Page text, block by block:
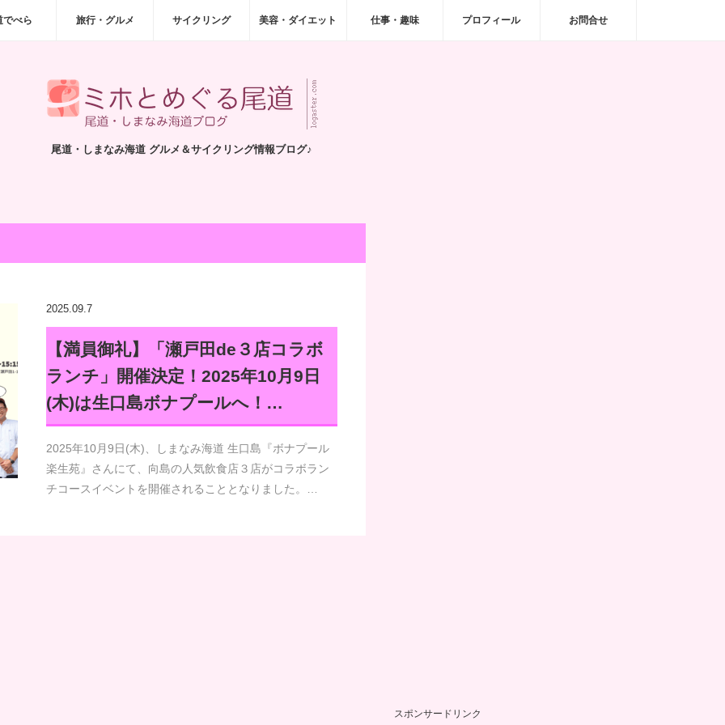
でべら 旅行・グルメ サイクリング 美容・ダイエット 仕事・趣味 プロフィール お問合せ
尾道・しまなみ海道 グルメ＆サイクリング情報ブログ♪
2025.09.7
【満員御礼】「瀬戸田de３店コラボ
ランチ」開催決定！2025年10月9日
(木)は生口島ボナプールへ！…
2025年10月9日(木)、しまなみ海道 生口島『ボナプール
楽生苑』さんにて、向島の人気飲食店３店がコラボラン
チコースイベントを開催されることとなりました。…
スポンサードリンク